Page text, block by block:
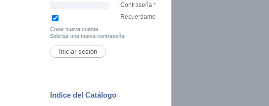
Contraseña *
Recuerdame
Crear nueva cuenta
Solicitar una nueva contraseña
Indice del Catálogo